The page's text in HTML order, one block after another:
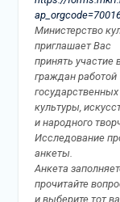
Министерство
приглашает Вас
принять участие
граждан работой
культуры,
и народного
Исследование
анкеты.
Анкета
прочитайте
и выберите тот